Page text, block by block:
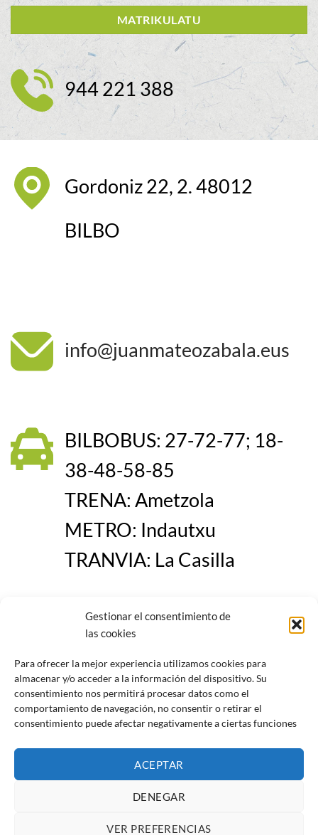
Gestionar el consentimiento de
las cookies
Para ofrecer la mejor experiencia utilizamos cookies para
almacenar y/o acceder a la información del dispositivo. Su
consentimiento nos permitirá procesar datos como el
comportamiento de navegación, no consentir o retirar el
consentimiento puede afectar negativamente a ciertas funciones
ACEPTAR
DENEGAR
VER PREFERENCIAS
MATRIKULATU
944 221 388
Gordoniz 22, 2. 48012
BILBO
info@juanmateozabala.eus
BILBOBUS: 27-72-77; 18-
38-48-58-85
TRENA: Ametzola
METRO: Indautxu
TRANVIA: La Casilla